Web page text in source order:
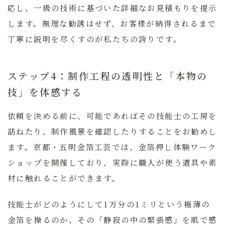
応し、一級の技術に基づいた詳細なお見積もりを提示
します。無理な勧誘はせず、お客様が納得されるまで
丁寧に説明を尽くすのが私たちの誇りです。
ステップ4：制作工程の透明性と「本物の
技」を体感する
依頼を決める前に、可能であればその技能士の工房を
訪ねたり、制作風景を確認したりすることをお勧めし
ます。京都・五明金箔工芸では、金箔押し体験ワーク
ショップを開催しており、実際に職人が使う道具や素
材に触れることができます。
技能士がどのようにして1万分の1ミリという極薄の
金箔を操るのか、その「静寂の中の緊張感」を肌で感